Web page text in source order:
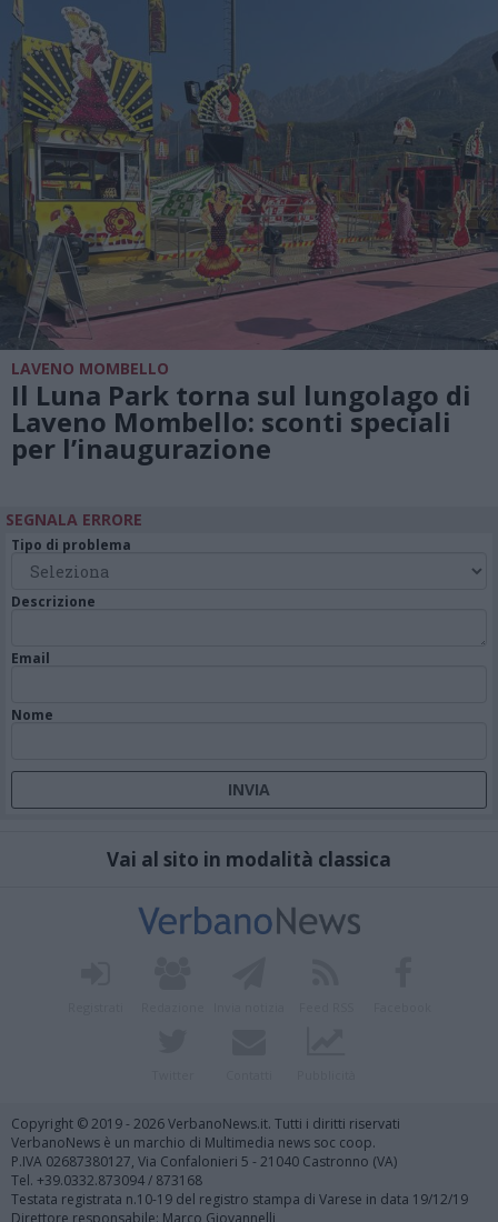
LAVENO MOMBELLO
Il Luna Park torna sul lungolago di
Laveno Mombello: sconti speciali
per l’inaugurazione
SEGNALA ERRORE
Tipo di problema
Descrizione
Email
Nome
Vai al sito in modalità classica
Copyright © 2019 - 2026 VerbanoNews.it. Tutti i diritti riservati
VerbanoNews è un marchio di Multimedia news soc coop.
P.IVA 02687380127, Via Confalonieri 5 - 21040 Castronno (VA)
Tel. +39.0332.873094 / 873168
Testata registrata n.10-19 del registro stampa di Varese in data 19/12/19
Direttore responsabile: Marco Giovannelli